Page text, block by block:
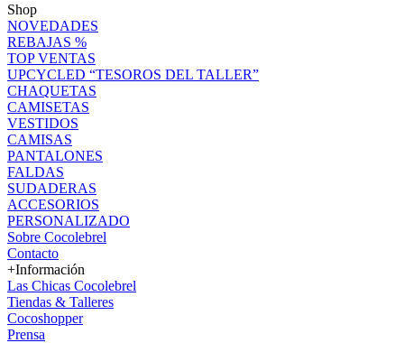
Shop
NOVEDADES
REBAJAS %
TOP VENTAS
UPCYCLED “TESOROS DEL TALLER”
CHAQUETAS
CAMISETAS
VESTIDOS
CAMISAS
PANTALONES
FALDAS
SUDADERAS
ACCESORIOS
PERSONALIZADO
Sobre Cocolebrel
Contacto
+Información
Las Chicas Cocolebrel
Tiendas & Talleres
Cocoshopper
Prensa